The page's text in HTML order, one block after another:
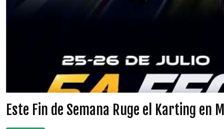
Este Fin de Semana Ruge el Karting en